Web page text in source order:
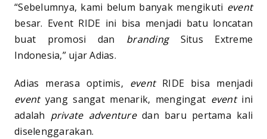
“Sebelumnya, kami belum banyak mengikuti event
besar. Event RIDE ini bisa menjadi batu loncatan
buat promosi dan brandingSitus Extreme
Indonesia,” ujar Adias.
Adias merasa optimis, eventRIDE bisa menjadi
eventyang sangat menarik, mengingat eventini
adalah private adventuredan baru pertama kali
diselenggarakan.